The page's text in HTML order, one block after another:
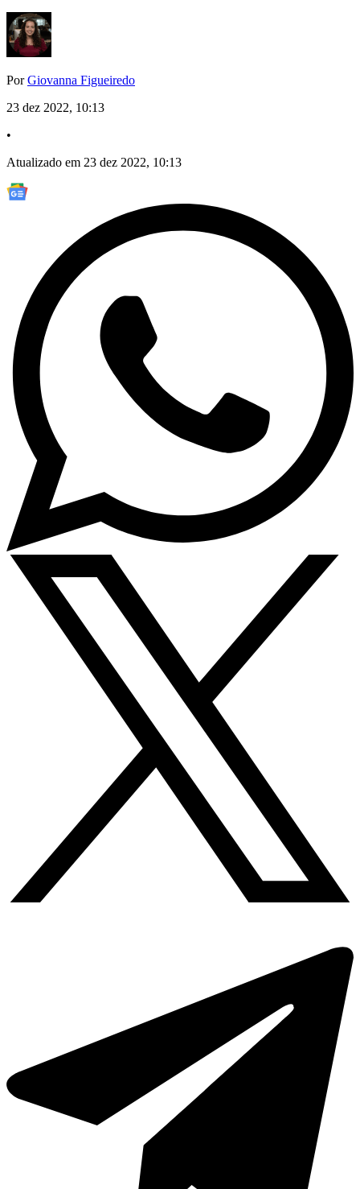
PorGiovanna Figueiredo
23 dez 2022, 10:13
•
Atualizado em 23 dez 2022, 10:13